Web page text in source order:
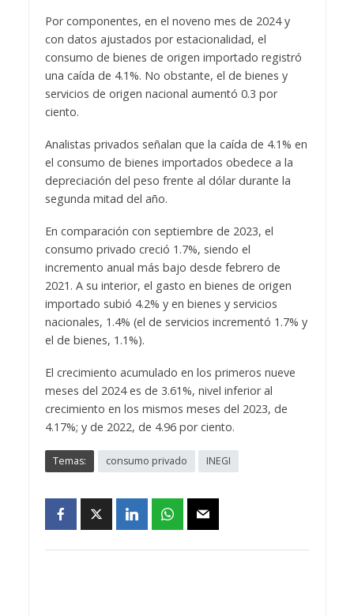
Por componentes, en el noveno mes de 2024 y
con datos ajustados por estacionalidad, el
consumo de bienes de origen importado registró
una caída de 4.1%. No obstante, el de bienes y
servicios de origen nacional aumentó 0.3 por
ciento.
Analistas privados señalan que la caída de 4.1% en
el consumo de bienes importados obedece a la
depreciación del peso frente al dólar durante la
segunda mitad del año.
En comparación con septiembre de 2023, el
consumo privado creció 1.7%, siendo el
incremento anual más bajo desde febrero de
2021. A su interior, el gasto en bienes de origen
importado subió 4.2% y en bienes y servicios
nacionales, 1.4% (el de servicios incrementó 1.7% y
el de bienes, 1.1%).
El crecimiento acumulado en los primeros nueve
meses del 2024 es de 3.61%, nivel inferior al
crecimiento en los mismos meses del 2023, de
4.17%; y de 2022, de 4.96 por ciento.
Temas: consumo privado INEGI